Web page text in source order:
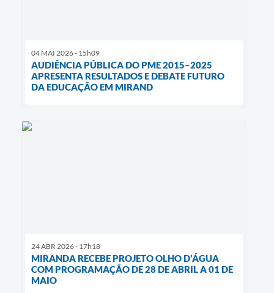
04 MAI 2026 - 15h09
AUDIÊNCIA PÚBLICA DO PME 2015–2025
APRESENTA RESULTADOS E DEBATE FUTURO
DA EDUCAÇÃO EM MIRAND
24 ABR 2026 - 17h18
MIRANDA RECEBE PROJETO OLHO D’ÁGUA
COM PROGRAMAÇÃO DE 28 DE ABRIL A 01 DE
MAIO